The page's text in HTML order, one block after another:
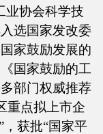
业协会科学技
选国家发改委
家鼓励发展的
国家鼓励的工
部门权威推荐
重点拟上市企
，获批“国家平